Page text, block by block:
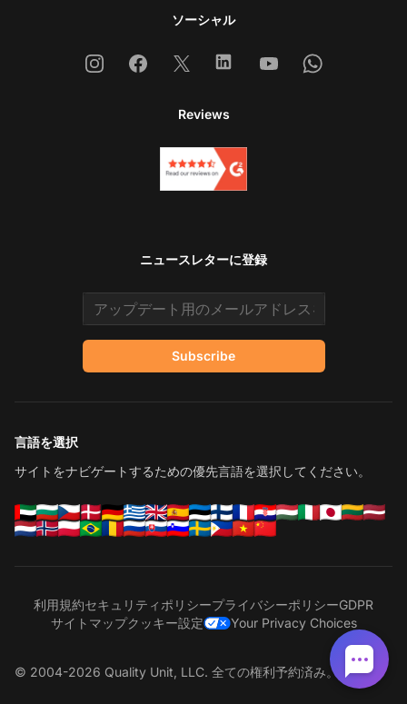
ソーシャル
InstagramFacebook
X LinkedinYoutubeWhatsapp
Reviews
ニュースレターに登録
Email address
Subscribe
言語を選択
サイトをナビゲートするための優先言語を選択してください。
利用規約セキュリティポリシープライバシーポリシーGDPR
サイトマップクッキー設定 Your Privacy Choices
© 2004-2026 Quality Unit, LLC. 全ての権利予約済み。